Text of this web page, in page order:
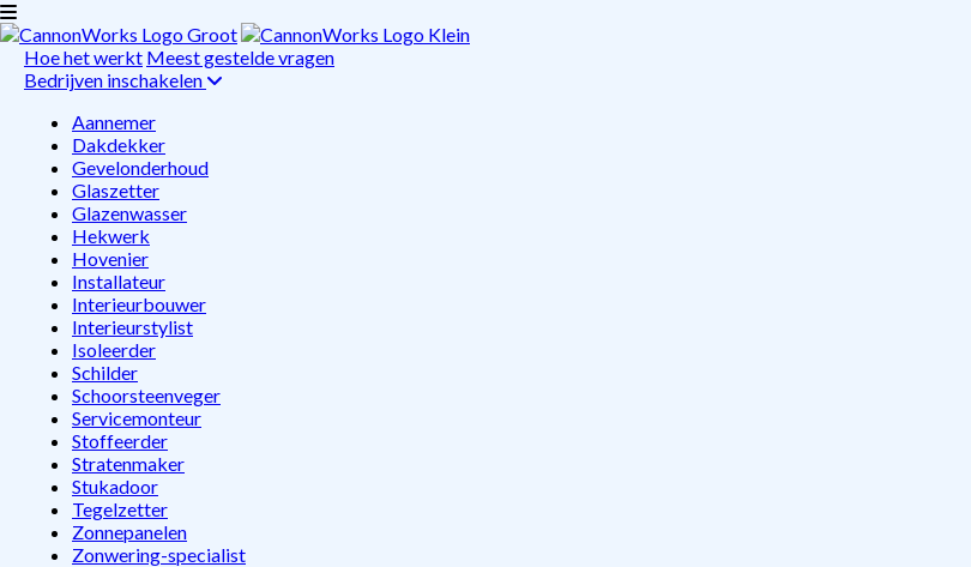
Hoe het werkt Meest gestelde vragen
Bedrijven inschakelen
Aannemer
Dakdekker
Gevelonderhoud
Glaszetter
Glazenwasser
Hekwerk
Hovenier
Installateur
Interieurbouwer
Interieurstylist
Isoleerder
Schilder
Schoorsteenveger
Servicemonteur
Stoffeerder
Stratenmaker
Stukadoor
Tegelzetter
Zonnepanelen
Zonwering-specialist